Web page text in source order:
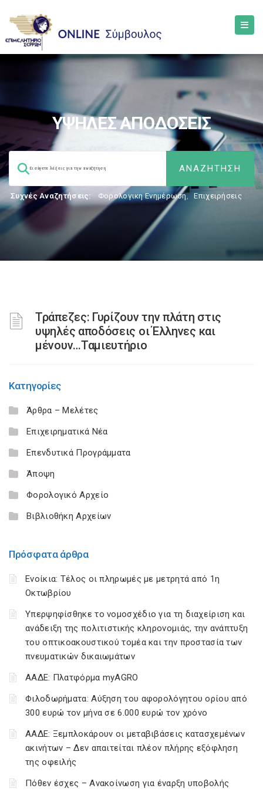
ΥΨΗΛΕΣ ΑΠΟΔΟΣΕΙΣ
Συχνές Αναζητήσεις: Φορολογικη Ενημέρωση, Επιχειρήσεις
Τράπεζες: Γυρίζουν την πλάτη στις
υψηλές αποδόσεις οι Έλληνες και
μένουν…Ταμιευτήριο
Κατηγορίες
Άρθρα – Μελέτες
Επιχειρηματικά Νέα
Επενδυτικά Προγράμματα
Άποψη
Φορολογικό Αρχείο
Βιβλιοθήκη Αρχείων
Πρόσφατα άρθρα
Ενοίκια: Τέλος οι πληρωμές με μετρητά από 1η
Οκτωβρίου
Υπερψηφίσθηκε το νομοσχέδιο για τη διαχείριση και
ανάδειξη της πολιτιστικής κληρονομιάς, την ανάπτυξη
του οπτικοακουστικού τομέα και την προστασία των
πνευματικών δικαιωμάτων
ΑΑΔΕ: Πλατφόρμα myAGRO
Φιλοδωρήματα: Αύξηση του αφορολόγητου ορίου από
300 ευρώ τον μήνα σε 6.000 ευρώ τον χρόνο
ΑΑΔΕ: Ξεμπλοκάρουν οι μεταβιβάσεις κατασχεμένων
ακινήτων – Δεν απαιτείται πλέον πλήρης εξόφληση
της οφειλής
Πόθεν έσχες – Ανακοίνωση για έναρξη υποβολής